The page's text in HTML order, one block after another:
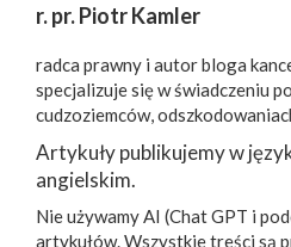
r. pr. Piotr Kamler
radca prawny i autor bloga
specjalizuje się w świadczeniu
cudzoziemców,
Artykuły publikujemy w
angielskim.
Nie używamy AI (Chat GPT i
artykułów. Wszystkie treści są